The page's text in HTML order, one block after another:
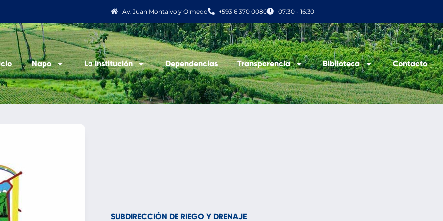
Av. Juan Montalvo y Olmedo +593 6 370 0080 07:30 - 16:30
Napo La Institución Dependencias Transparencia Biblioteca Contacto
SUBDIRECCIÓN DE RIEGO Y DRENAJE